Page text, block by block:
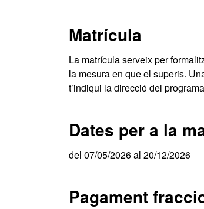
Matrícula
La matrícula serveix per
la mesura en que el superis.
t’indiqui la direcció del
Dates per a la
del 07/05/2026 al 20/12/2026
Pagament